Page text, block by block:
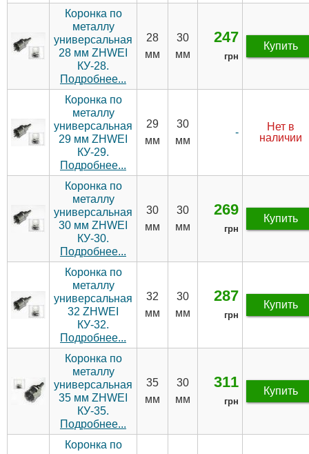
Коронка по
металлу
универсальная
28 мм ZHWEI
КУ-28.
Подробнее...
28
мм
30
мм
247
грн
Купить
Коронка по
металлу
универсальная
29 мм ZHWEI
КУ-29.
Подробнее...
29
мм
30
мм
-
Нет в
наличии
Коронка по
металлу
универсальная
30 мм ZHWEI
КУ-30.
Подробнее...
30
мм
30
мм
269
грн
Купить
Коронка по
металлу
универсальная
32 ZHWEI
КУ-32.
Подробнее...
32
мм
30
мм
287
грн
Купить
Коронка по
металлу
универсальная
35 мм ZHWEI
КУ-35.
Подробнее...
35
мм
30
мм
311
грн
Купить
Коронка по